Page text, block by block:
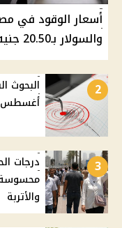
والسولار بـ20.50 جنيه
2
أغسطس:
3
محسوسة
والأتربة